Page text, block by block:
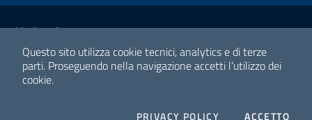
Sezione Link Utili
Media policy
Note legali
Privacy policy
Questo sito utilizza cookie tecnici, analytics e di terze
parti. Proseguendo nella navigazione accetti l’utilizzo dei
cookie.
PRIVACY POLICY COOKIESACCETTO